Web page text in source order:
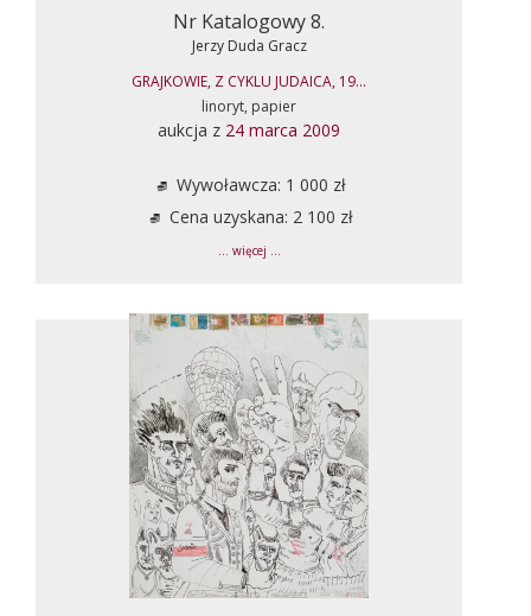
Nr Katalogowy 8.
Jerzy Duda Gracz
GRAJKOWIE, Z CYKLU JUDAICA, 19...
linoryt, papier
aukcja z 24 marca 2009
Wywoławcza: 1 000 zł
Cena uzyskana: 2 100 zł
... więcej ...